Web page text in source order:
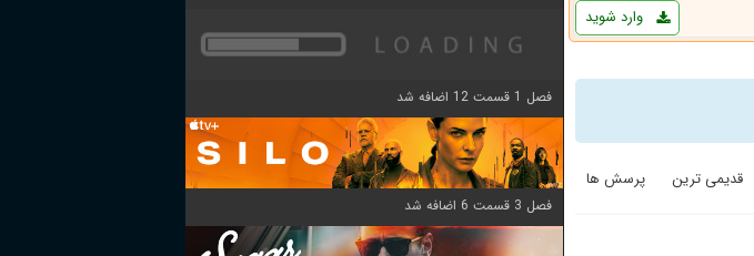
وارد شوید
قدیمی ترین پرسش ها
فصل 1 قسمت 12 اضافه شد
فصل 3 قسمت 6 اضافه شد